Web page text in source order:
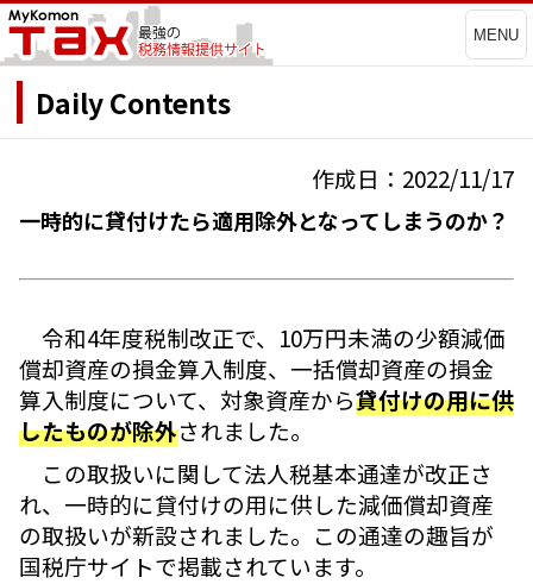
MENU
Daily Contents
作成日：2022/11/17
一時的に貸付けたら適用除外となってしまうのか？
令和4年度税制改正で、10万円未満の少額減価
償却資産の損金算入制度、一括償却資産の損金
算入制度について、対象資産から貸付けの用に供
したものが除外されました。
この取扱いに関して法人税基本通達が改正さ
れ、一時的に貸付けの用に供した減価償却資産
の取扱いが新設されました。この通達の趣旨が
国税庁サイトで掲載されています。